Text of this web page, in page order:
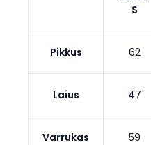
S
Pikkus 62
Laius 47
Varrukas 59